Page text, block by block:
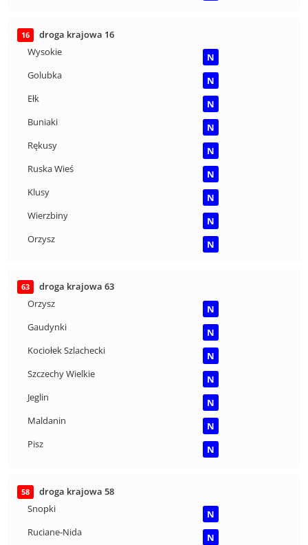
16
droga krajowa 16
Wysokie
N
Golubka
N
Ełk
N
Buniaki
N
Rękusy
N
Ruska Wieś
N
Klusy
N
Wierzbiny
N
Orzysz
N
63
droga krajowa 63
Orzysz
N
Gaudynki
N
Kociołek Szlachecki
N
Szczechy Wielkie
N
Jeglin
N
Maldanin
N
Pisz
N
58
droga krajowa 58
Snopki
N
Ruciane-Nida
N